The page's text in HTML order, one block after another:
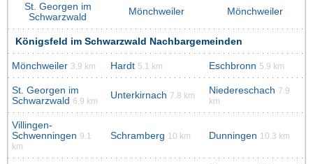
St. Georgen im
Schwarzwald
Mönchweiler Mönchweiler
Königsfeld im Schwarzwald Nachbargemeinden
Mönchweiler 3.9 km Hardt 5.1 km Eschbronn 5.9 km
St. Georgen im
Schwarzwald 6.9 km
Unterkirnach 7.8 km Niedereschach 7.9
km
Villingen-
Schwenningen 9.1
km
Schramberg 10 km Dunningen 10.3 km